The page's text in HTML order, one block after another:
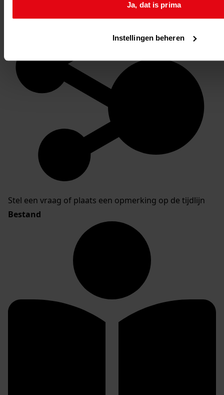
Ja, dat is prima
Instellingen beheren
Stel een vraag of plaats een opmerking op de tijdlijn
Bestand